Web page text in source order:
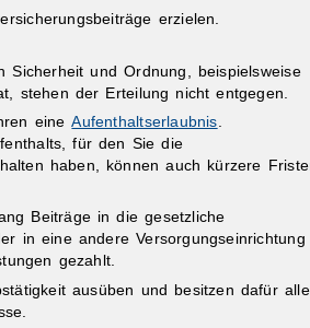
erzielen.
Sicherheit und Ordnung,
beispielsweise
, stehen der Erteilung nicht entgegen.
eineAufenthaltserlaubnis.
für den Sie die
haben, können auch kürzere
Beiträge in die gesetzliche
in eine andere Versorgungseinrichtung
gezahlt.
ausüben und besitzen dafür alle